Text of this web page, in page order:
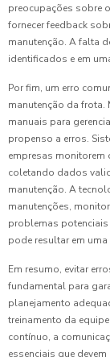
preocupações sobre
fornecer feedback
manutenção. A falta
identificados e em
Por fim, um erro
manutenção da frota.
manuais para
propenso a erros.
empresas monitorem
coletando dados
manutenção. A
manutenções,
problemas potenciais
pode resultar em
Em resumo, evitar
fundamental para
planejamento
treinamento da
contínuo, a
essenciais que